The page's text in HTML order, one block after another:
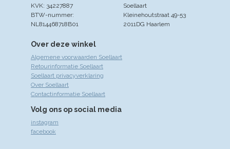
Over deze winkel
Algemene voorwaarden Soellaart
Retourinformatie Soellaart
Soellaart privacyverklaring
Over Soellaart
Contactinformatie Soellaart
Volg ons op social media
instagram
facebook
Soellaart
Kleinehoutstraat 49-53
2011DG Haarlem
KVK: 34227887
BTW-nummer:
NL814468718B01